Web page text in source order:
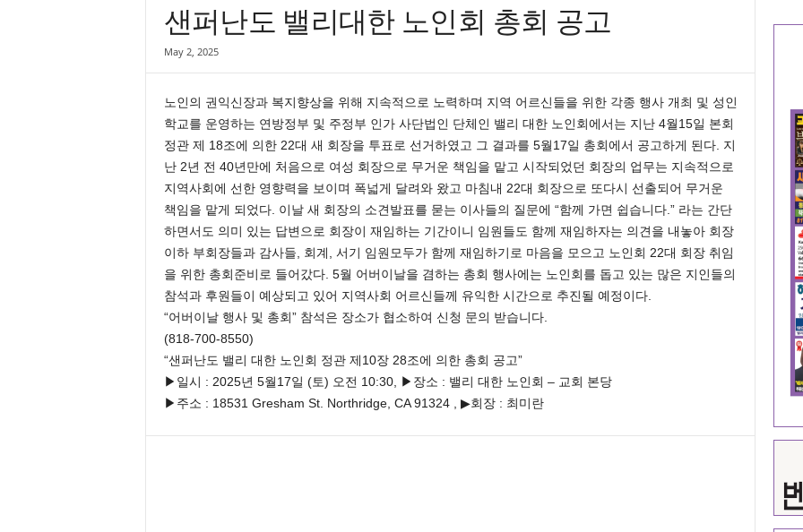
샌퍼난도 밸리대한 노인회 총회 공고
May 2, 2025
노인의 권익신장과 복지향상을 위해 지속적으로 노력하며 지역 어르신들을 위한 각종 행사 개최 및 성인
학교를 운영하는 연방정부 및 주정부 인가 사단법인 단체인 밸리 대한 노인회에서는 지난 4월15일 본회
정관 제 18조에 의한 22대 새 회장을 투표로 선거하였고 그 결과를 5월17일 총회에서 공고하게 된다. 지
난 2년 전 40년만에 처음으로 여성 회장으로 무거운 책임을 맡고 시작되었던 회장의 업무는 지속적으로
지역사회에 선한 영향력을 보이며 폭넓게 달려와 왔고 마침내 22대 회장으로 또다시 선출되어 무거운
책임을 맡게 되었다. 이날 새 회장의 소견발표를 묻는 이사들의 질문에 “함께 가면 쉽습니다.” 라는 간단
하면서도 의미 있는 답변으로 회장이 재임하는 기간이니 임원들도 함께 재임하자는 의견을 내놓아 회장
이하 부회장들과 감사들, 회계, 서기 임원모두가 함께 재임하기로 마음을 모으고 노인회 22대 회장 취임
을 위한 총회준비로 들어갔다. 5월 어버이날을 겸하는 총회 행사에는 노인회를 돕고 있는 많은 지인들의
참석과 후원들이 예상되고 있어 지역사회 어르신들께 유익한 시간으로 추진될 예정이다.
“어버이날 행사 및 총회” 참석은 장소가 협소하여 신청 문의 받습니다.
(818-700-8550)
“샌퍼난도 밸리 대한 노인회 정관 제10장 28조에 의한 총회 공고”
▶일시 : 2025년 5월17일 (토) 오전 10:30, ▶장소 : 밸리 대한 노인회 – 교회 본당
▶주소 : 18531 Gresham St. Northridge, CA 91324 , ▶회장 : 최미란